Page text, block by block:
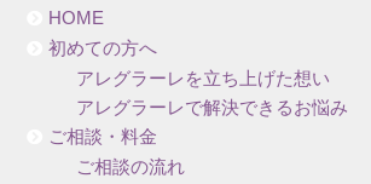
HOME
初めての方へ
アレグラーレを立ち上げた想い
アレグラーレで解決できるお悩み
ご相談・料金
ご相談の流れ